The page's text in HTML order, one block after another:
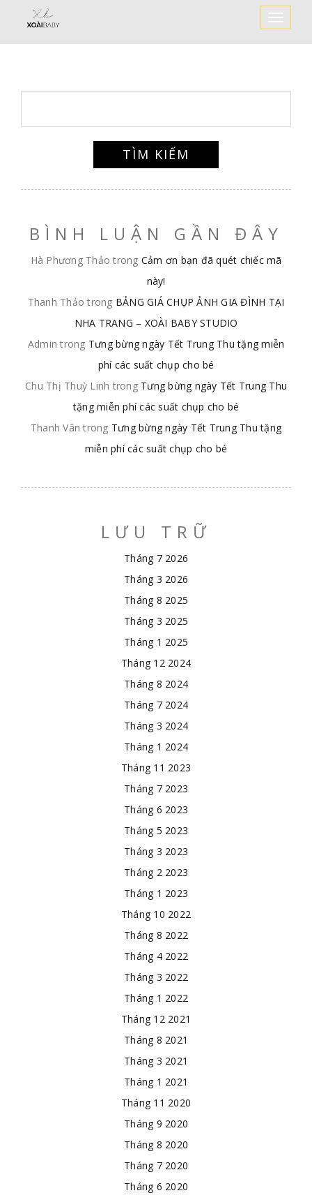
Toggle
BÌNH LUẬN GẦN ĐÂY
Hà Phương Thảo trong Cảm ơn bạn đã quét chiếc mã
này!
Thanh Thảo trong BẢNG GIÁ CHỤP ẢNH GIA ĐÌNH TẠI
NHA TRANG – XOÀI BABY STUDIO
Admin trong Tưng bừng ngày Tết Trung Thu tặng miễn
phí các suất chụp cho bé
Chu Thị Thuỳ Linh trong Tưng bừng ngày Tết Trung Thu
tặng miễn phí các suất chụp cho bé
Thanh Vân trong Tưng bừng ngày Tết Trung Thu tặng
miễn phí các suất chụp cho bé
LƯU TRỮ
Tháng 7 2026
Tháng 3 2026
Tháng 8 2025
Tháng 3 2025
Tháng 1 2025
Tháng 12 2024
Tháng 8 2024
Tháng 7 2024
Tháng 3 2024
Tháng 1 2024
Tháng 11 2023
Tháng 7 2023
Tháng 6 2023
Tháng 5 2023
Tháng 3 2023
Tháng 2 2023
Tháng 1 2023
Tháng 10 2022
Tháng 8 2022
Tháng 4 2022
Tháng 3 2022
Tháng 1 2022
Tháng 12 2021
Tháng 8 2021
Tháng 3 2021
Tháng 1 2021
Tháng 11 2020
Tháng 9 2020
Tháng 8 2020
Tháng 7 2020
Tháng 6 2020